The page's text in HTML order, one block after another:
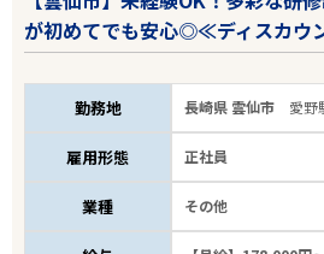
が初めてでも安心◎≪ディスカウ
勤務地 長崎県 雲仙市 愛野
雇用形態 正社員
業種 その他